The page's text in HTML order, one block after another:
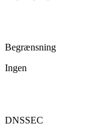
Begrænsning
Ingen
DNSSEC